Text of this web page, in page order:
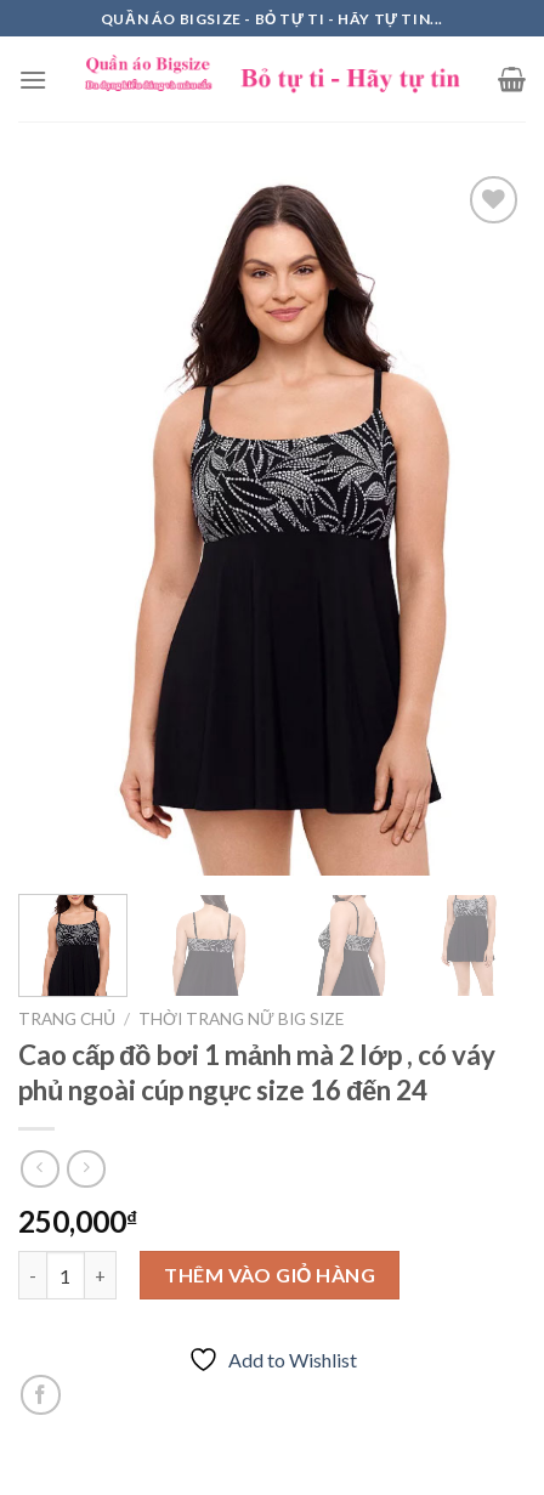
to
content
QUẦN ÁO BIGSIZE - BỎ TỰ TI - HÃY TỰ TIN...
TRANG CHỦ / THỜI TRANG NỮ BIG SIZE
Cao cấp đồ bơi 1 mảnh mà 2 lớp , có váy
phủ ngoài cúp ngực size 16 đến 24
250,000₫
Cao cấp đồ bơi 1 mảnh mà 2 lớp , có váy phủ ngoài cúp ngực
THÊM VÀO GIỎ HÀNG
Add to Wishlist